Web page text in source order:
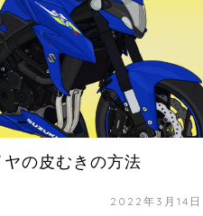
の皮むきの方法
2022年3月14日